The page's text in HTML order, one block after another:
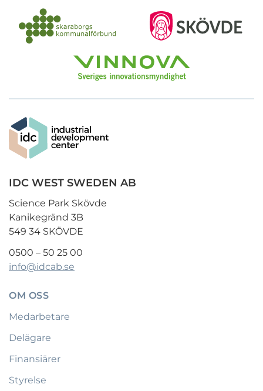
IDC WEST SWEDEN AB
Science Park Skövde
Kanikegränd 3B
549 34 SKÖVDE
0500 – 50 25 00
info@idcab.se
OM OSS
Medarbetare
Delägare
Finansiärer
Styrelse